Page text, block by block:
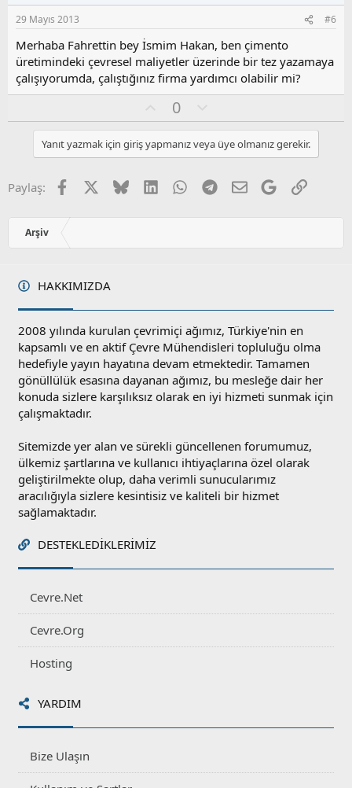
s
u
z
o
y
l
29 Mayıs 2013 #6
Merhaba Fahrettin bey İsmim Hakan, ben çimento
üretimindeki çevresel maliyetler üzerinde bir tez yazamaya
çalışıyorumda, çalıştığınız firma yardımcı olabilir mi?
y
l
a
0
l
u
m
u
z
o
l
Yanıt yazmak için giriş yapmanız veya üye olmanız gerekir.
Paylaş: Facebook BlueskyLinkedInWhatsApp
Telegram
E-postaGoogleLink
Arşiv
HAKKIMIZDA
2008 yılında kurulan çevrimiçi ağımız, Türkiye'nin en
kapsamlı ve en aktif Çevre Mühendisleri topluluğu olma
hedefiyle yayın hayatına devam etmektedir. Tamamen
gönüllülük esasına dayanan ağımız, bu mesleğe dair her
konuda sizlere karşılıksız olarak en iyi hizmeti sunmak için
çalışmaktadır.
Sitemizde yer alan ve sürekli güncellenen forumumuz,
ülkemiz şartlarına ve kullanıcı ihtiyaçlarına özel olarak
geliştirilmekte olup, daha verimli sunucularımız
aracılığıyla sizlere kesintisiz ve kaliteli bir hizmet
sağlamaktadır.
DESTEKLEDIKLERIMIZ
Cevre.Net
Cevre.Org
Hosting
YARDIM
Bize Ulaşın